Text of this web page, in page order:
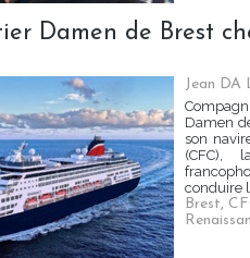
Damen de Brest
Jean DA
Damen
son
(CFC),
conduire
Brest,